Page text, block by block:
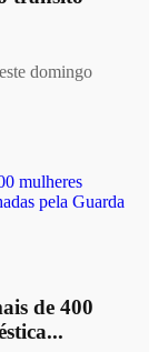
domingo
de 400